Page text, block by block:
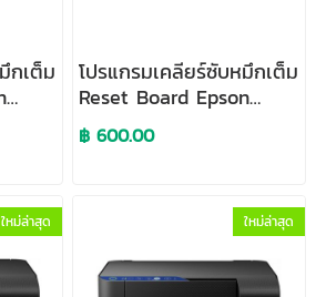
กเต็ม
โปรแกรมเคลียร์ซับหมึกเต็ม
Reset Board Epson
L3210
฿ 600.00
ใหม่ล่าสุด ใหม่ล่าสุด